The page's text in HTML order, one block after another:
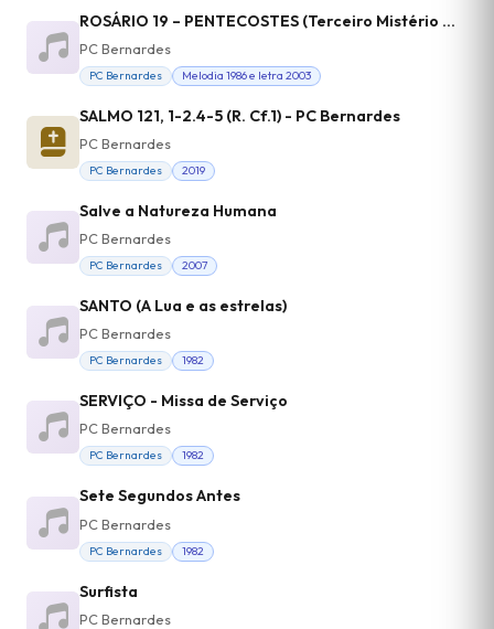
ROSÁRIO 19 – PENTECOSTES (Terceiro Mistério Glorioroso)
PC Bernardes
PC Bernardes Melodia 1986 e letra 2003
SALMO 121, 1-2.4-5 (R. Cf.1) - PC Bernardes
PC Bernardes
PC Bernardes 2019
Salve a Natureza Humana
PC Bernardes
PC Bernardes 2007
SANTO (A Lua e as estrelas)
PC Bernardes
PC Bernardes 1982
SERVIÇO - Missa de Serviço
PC Bernardes
PC Bernardes 1982
Sete Segundos Antes
PC Bernardes
PC Bernardes 1982
Surfista
PC Bernardes